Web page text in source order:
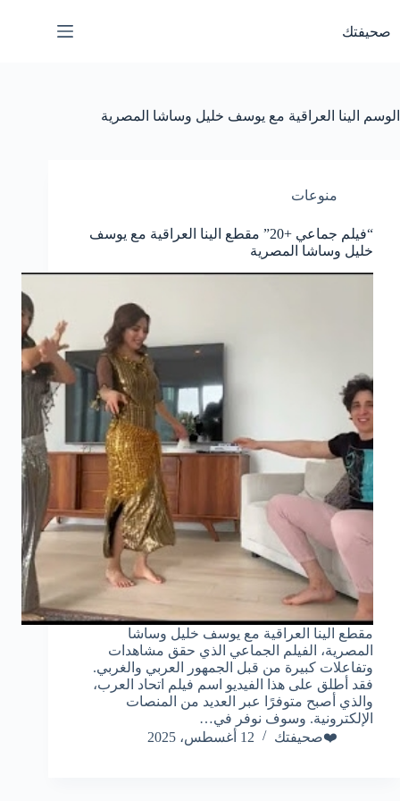
المحتوى
صحيفتك
الوسم الينا العراقية مع يوسف خليل وساشا المصرية
منوعات
“فيلم جماعي +20” مقطع الينا العراقية مع يوسف
خليل وساشا المصرية
مقطع الينا العراقية مع يوسف خليل وساشا
المصرية، الفيلم الجماعي الذي حقق مشاهدات
وتفاعلات كبيرة من قبل الجمهور العربي والغربي.
فقد أطلق على هذا الفيديو اسم فيلم اتحاد العرب،
والذي أصبح متوفرًا عبر العديد من المنصات
الإلكترونية. وسوف نوفر في…
❤️صحيفتك
12 أغسطس، 2025